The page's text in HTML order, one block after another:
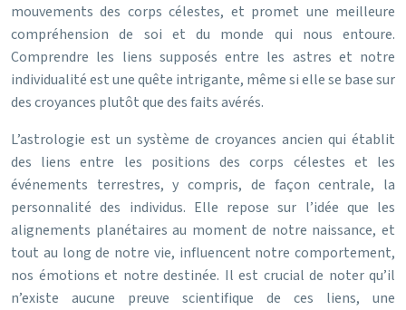
mouvements des corps célestes, et promet une meilleure
compréhension de soi et du monde qui nous entoure.
Comprendre les liens supposés entre les astres et notre
individualité est une quête intrigante, même si elle se base sur
des croyances plutôt que des faits avérés.
L’astrologie est un système de croyances ancien qui établit
des liens entre les positions des corps célestes et les
événements terrestres, y compris, de façon centrale, la
personnalité des individus. Elle repose sur l’idée que les
alignements planétaires au moment de notre naissance, et
tout au long de notre vie, influencent notre comportement,
nos émotions et notre destinée. Il est crucial de noter qu’il
n’existe aucune preuve scientifique de ces liens, une